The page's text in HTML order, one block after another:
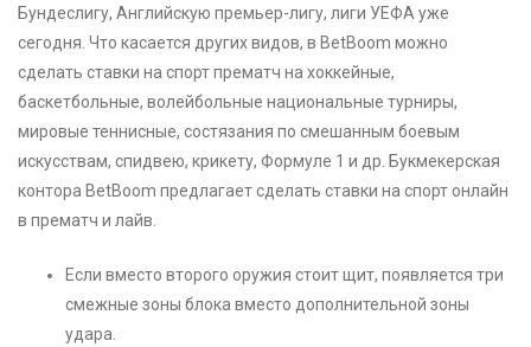
Бундеслигу, Английскую премьер-лигу, лиги УЕФА уже
сегодня. Что касается других видов, в BetBoom можно
сделать ставки на спорт прематч на хоккейные,
баскетбольные, волейбольные национальные турниры,
мировые теннисные, состязания по смешанным боевым
искусствам, спидвею, крикету, Формуле 1 и др. Букмекерская
контора BetBoom предлагает сделать ставки на спорт онлайн
в прематч и лайв.
Если вместо второго оружия стоит щит, появляется три
смежные зоны блока вместо дополнительной зоны
удара.